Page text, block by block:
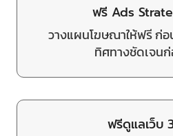
ฟรี Ads
วางแผนโฆษณาให้ฟรี ก่
ทิศทางชัดเจน
ฟรีดูแลเว็บ